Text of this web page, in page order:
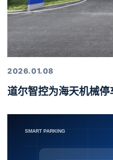
2026.01.08
道尔智控为海天机械